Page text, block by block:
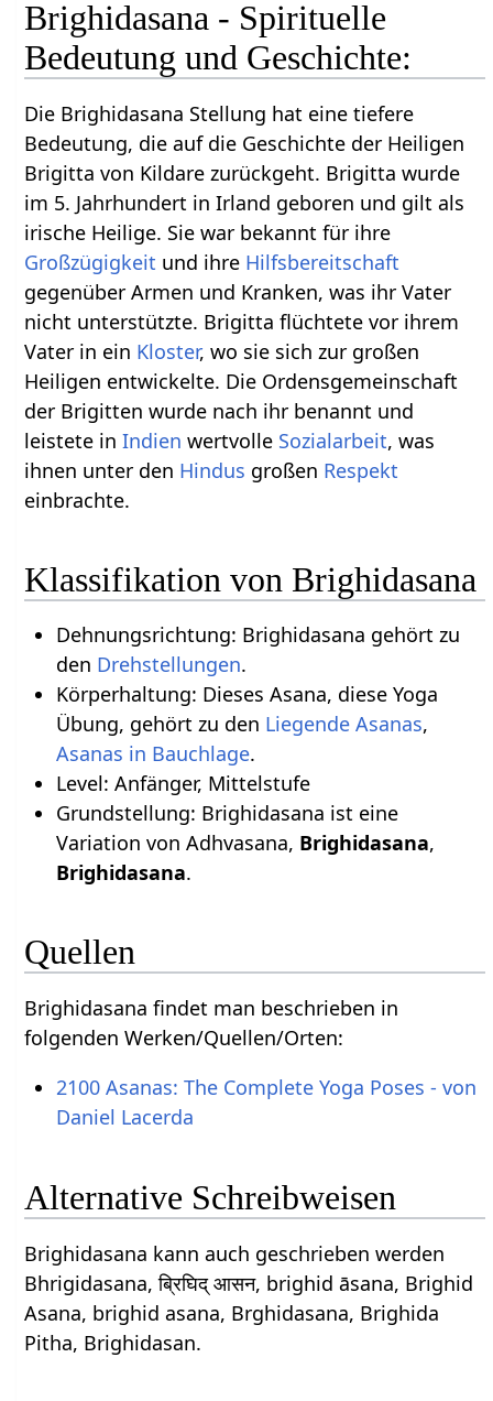
Brighidasana - Spirituelle
Bedeutung und Geschichte:
Die Brighidasana Stellung hat eine tiefere
Bedeutung, die auf die Geschichte der Heiligen
Brigitta von Kildare zurückgeht. Brigitta wurde
im 5. Jahrhundert in Irland geboren und gilt als
irische Heilige. Sie war bekannt für ihre
Großzügigkeit und ihre Hilfsbereitschaft
gegenüber Armen und Kranken, was ihr Vater
nicht unterstützte. Brigitta flüchtete vor ihrem
Vater in ein Kloster, wo sie sich zur großen
Heiligen entwickelte. Die Ordensgemeinschaft
der Brigitten wurde nach ihr benannt und
leistete inIndien wertvolle Sozialarbeit, was
ihnen unter den Hindus großen Respekt
einbrachte.
Klassifikation von Brighidasana
Dehnungsrichtung: Brighidasana gehört zu
den Drehstellungen.
Körperhaltung: Dieses Asana, diese Yoga
Übung, gehört zu den Liegende Asanas,
Asanas in Bauchlage.
Level: Anfänger, Mittelstufe
Grundstellung: Brighidasana ist eine
Variation von Adhvasana, Brighidasana,
Brighidasana.
Quellen
Brighidasana findet man beschrieben in
folgenden Werken/Quellen/Orten:
2100 Asanas: The Complete Yoga Poses - von
Daniel Lacerda
Alternative Schreibweisen
Brighidasana kann auch geschrieben werden
Bhrigidasana, ब्रिघिद् आसन, brighid āsana, Brighid
Asana, brighid asana, Brghidasana, Brighida
Pitha, Brighidasan.